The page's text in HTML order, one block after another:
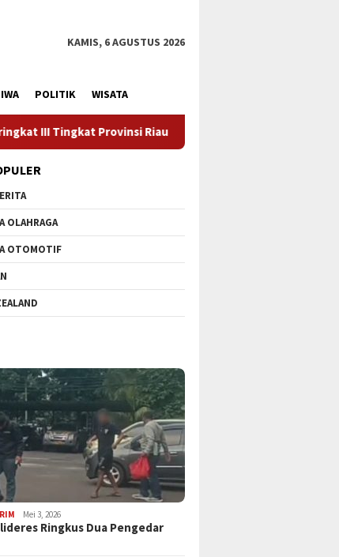
KAMIS, 6 AGUSTUS 2026
POLITIK WISATA
Riau Kadiskes Menghadiri Kunjungan Kerja
OLAHRAGA
OTOMOTIF
Mei 3, 2026
Ringkus Dua Pengedar